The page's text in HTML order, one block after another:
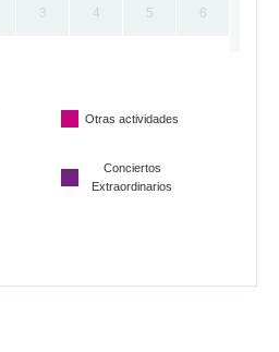
3 4 5 6
Otras actividades
Conciertos
Extraordinarios